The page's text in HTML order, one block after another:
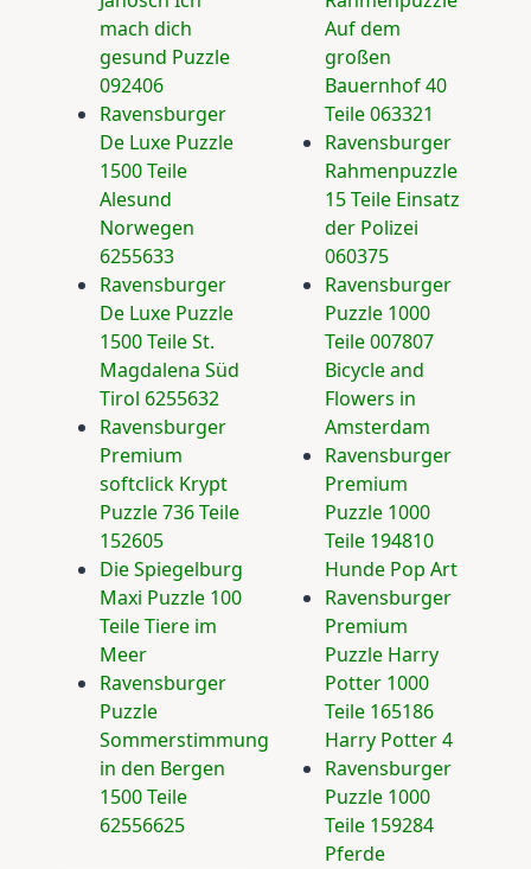
mach dich
gesund Puzzle
092406
Ravensburger
De Luxe Puzzle
1500 Teile
Alesund
Norwegen
6255633
Ravensburger
De Luxe Puzzle
1500 Teile St.
Magdalena Süd
Tirol 6255632
Ravensburger
Premium
softclick Krypt
Puzzle 736 Teile
152605
Die Spiegelburg
Maxi Puzzle 100
Teile Tiere im
Meer
Ravensburger
Puzzle
Sommerstimmung
in den Bergen
1500 Teile
62556625
Auf dem
großen
Bauernhof 40
Teile 063321
Ravensburger
Rahmenpuzzle
15 Teile Einsatz
der Polizei
060375
Ravensburger
Puzzle 1000
Teile 007807
Bicycle and
Flowers in
Amsterdam
Ravensburger
Premium
Puzzle 1000
Teile 194810
Hunde Pop Art
Ravensburger
Premium
Puzzle Harry
Potter 1000
Teile 165186
Harry Potter 4
Ravensburger
Puzzle 1000
Teile 159284
Pferde